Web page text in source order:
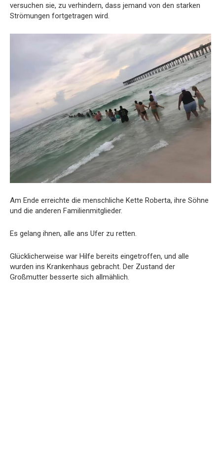
versuchen sie, zu verhindern, dass jemand von den starken
Strömungen fortgetragen wird.
Am Ende erreichte die menschliche Kette Roberta, ihre Söhne
und die anderen Familienmitglieder.
Es gelang ihnen, alle ans Ufer zu retten.
Glücklicherweise war Hilfe bereits eingetroffen, und alle
wurden ins Krankenhaus gebracht. Der Zustand der
Großmutter besserte sich allmählich.